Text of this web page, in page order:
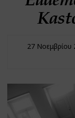
27 Νοεμβρίου